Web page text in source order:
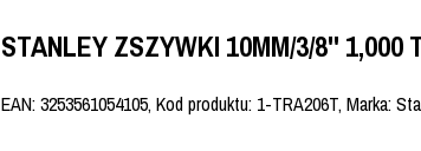
STANLEY ZSZYWKI 10MM/3/8'' 1,000
EAN: 3253561054105, Kod produktu: 1-TRA206T, Marka: